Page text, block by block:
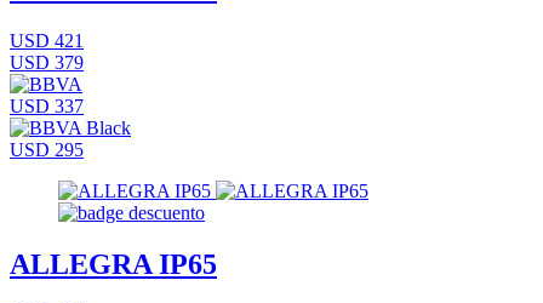
USD 421
USD 379
USD 337
USD 295
ALLEGRA IP65